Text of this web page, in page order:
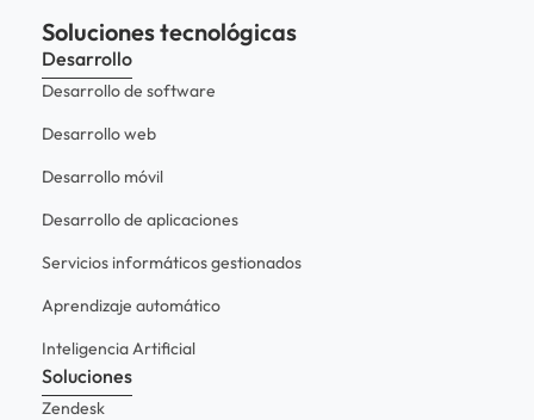
Soluciones tecnológicas
Desarrollo
Desarrollo de software
Desarrollo web
Desarrollo móvil
Desarrollo de aplicaciones
Servicios informáticos gestionados
Aprendizaje automático
Inteligencia Artificial
Soluciones
Zendesk